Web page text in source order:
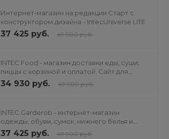
Интернет-магазин на редакции Старт с
конструктором дизайна - IntecUniverse LITE
37 425 руб. 49 900 руб.
INTEC.Food - магазин доставки еды, суши,
пиццы с корзиной и оплатой. Сайт для
ресторанов и кафе
34 930 руб. 49 900 руб.
INTEC.Garderob - интернет-магазин
одежды, обуви, сумок, нижнего белья и
аксессуаров
37 425 руб. 49 900 руб.